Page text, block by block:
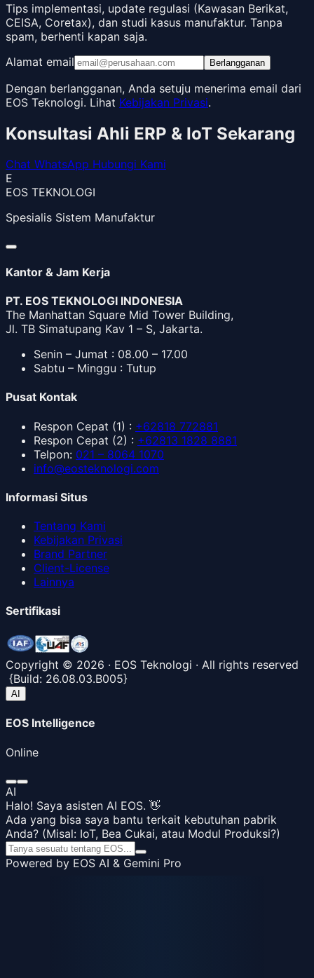
Tips implementasi, update regulasi (Kawasan Berikat,
CEISA, Coretax), dan studi kasus manufaktur. Tanpa
spam, berhenti kapan saja.
Alamat email
Berlangganan
Dengan berlangganan, Anda setuju menerima email dari
EOS Teknologi. Lihat Kebijakan Privasi.
Konsultasi Ahli ERP & IoT Sekarang
Chat WhatsApp Hubungi Kami
E
EOS TEKNOLOGI
Spesialis Sistem Manufaktur
Kantor & Jam Kerja
PT. EOS TEKNOLOGI INDONESIA
The Manhattan Square Mid Tower Building,
Jl. TB Simatupang Kav 1 – S, Jakarta.
Senin – Jumat : 08.00 – 17.00
Sabtu – Minggu : Tutup
Pusat Kontak
Respon Cepat (1) : +62818 772881
Respon Cepat (2) : +62813 1828 8881
Telpon: 021 – 8064 1070
info@eosteknologi.com
Informasi Situs
Tentang Kami
Kebijakan Privasi
Brand Partner
Client-License
Lainnya
Sertifikasi
Copyright © 2026 · EOS Teknologi · All rights reserved
{Build: 26.08.03.B005}
AI
EOS Intelligence
Online
AI
Halo! Saya asisten AI EOS. 👋
Ada yang bisa saya bantu terkait kebutuhan pabrik
Anda? (Misal: IoT, Bea Cukai, atau Modul Produksi?)
Powered by EOS AI & Gemini Pro